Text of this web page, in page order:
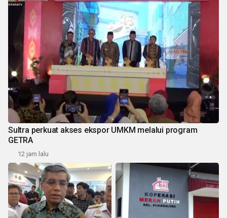
Sultra perkuat akses ekspor UMKM melalui program
GETRA
12 jam lalu